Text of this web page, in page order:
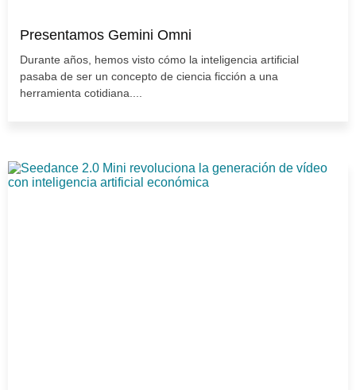
Presentamos Gemini Omni
Durante años, hemos visto cómo la inteligencia artificial
pasaba de ser un concepto de ciencia ficción a una
herramienta cotidiana....